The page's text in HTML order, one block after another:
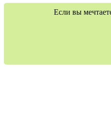
Если вы